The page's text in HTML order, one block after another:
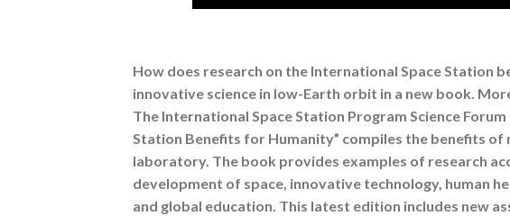
How does research on the International Space Station
innovative science in low-Earth orbit in a new book.
The International Space Station Program Science
Station Benefits for Humanity” compiles the benefits
laboratory. The book provides examples of research
development of space, innovative technology, human
and global education. This latest edition includes new